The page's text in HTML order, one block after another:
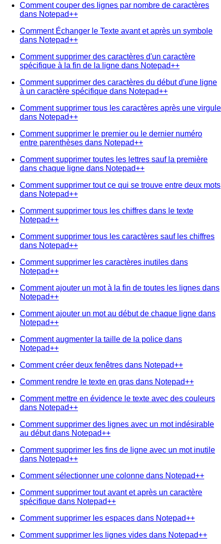
Comment couper des lignes par nombre de caractères
dans Notepad++
Comment Échanger le Texte avant et après un symbole
dans Notepad++
Comment supprimer des caractères d'un caractère
spécifique à la fin de la ligne dans Notepad++
Comment supprimer des caractères du début d'une ligne
à un caractère spécifique dans Notepad++
Comment supprimer tous les caractères après une virgule
dans Notepad++
Comment supprimer le premier ou le dernier numéro
entre parenthèses dans Notepad++
Comment supprimer toutes les lettres sauf la première
dans chaque ligne dans Notepad++
Comment supprimer tout ce qui se trouve entre deux mots
dans Notepad++
Comment supprimer tous les chiffres dans le texte
Notepad++
Comment supprimer tous les caractères sauf les chiffres
dans Notepad++
Comment supprimer les caractères inutiles dans
Notepad++
Comment ajouter un mot à la fin de toutes les lignes dans
Notepad++
Comment ajouter un mot au début de chaque ligne dans
Notepad++
Comment augmenter la taille de la police dans
Notepad++
Comment créer deux fenêtres dans Notepad++
Comment rendre le texte en gras dans Notepad++
Comment mettre en évidence le texte avec des couleurs
dans Notepad++
Comment supprimer des lignes avec un mot indésirable
au début dans Notepad++
Comment supprimer les fins de ligne avec un mot inutile
dans Notepad++
Comment sélectionner une colonne dans Notepad++
Comment supprimer tout avant et après un caractère
spécifique dans Notepad++
Comment supprimer les espaces dans Notepad++
Comment supprimer les lignes vides dans Notepad++